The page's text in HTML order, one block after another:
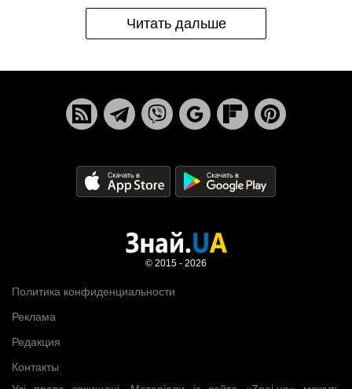
Читать дальше
Политика конфиденциальности
Реклама
Редакция
Контакты
© 2015 - 2026